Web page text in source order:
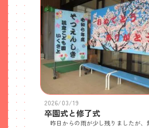
2026/03/19
卒園式と修了式